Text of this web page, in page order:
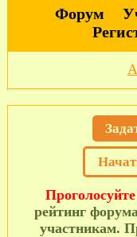
Форум
рейтинг
участникам.